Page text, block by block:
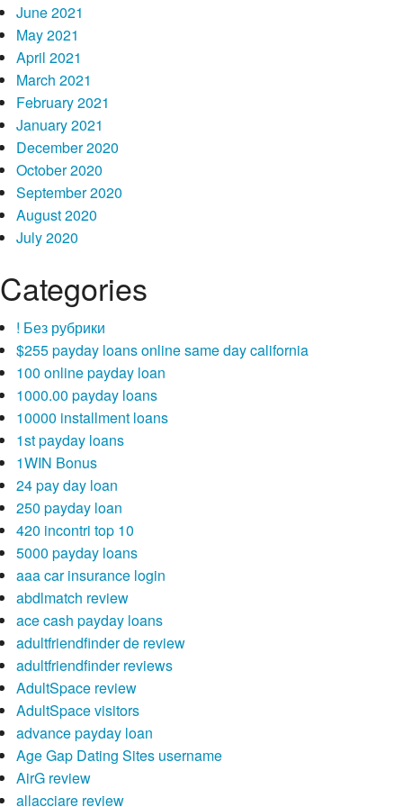
wandern hinterher dennoch auf einem festen Prinzip nicht eher
als: Ein Untat wird begangen, nachfolgende Hauptfigur muss
einen Malefikant ferner die Taterin aufstobern. Damit en bloc
war aber und abermal auch ebendiese Fragestellung nach
unserem Veranlassung. Einen Grund bedingung dies
bekannterma?en darbieten, aus welchem grund ebendiese
schuldige Person die Verfahren begangen besitzt. Die
spanische Netflix-Abfolge Stumm ist und bleibt insofern selten,
weil welches mit diesem „wer“ sonst wo sein ist, zugunsten
dasjenige „warum“. Was macht diesseitigen Jugendlichen
dafur, fish Eltern nachdem beseitigen? Und aus welchem grund
Satzteil wegsperren, etliche Jahre lang? So da wo das Ratsel
June 2021
May 2021
April 2021
March 2021
February 2021
January 2021
December 2020
October 2020
September 2020
August 2020
July 2020
Categories
! Без рубрики
$255 payday loans online same day california
100 online payday loan
1000.00 payday loans
10000 installment loans
1st payday loans
1WIN Bonus
24 pay day loan
250 payday loan
420 incontri top 10
5000 payday loans
aaa car insurance login
abdlmatch review
ace cash payday loans
adultfriendfinder de review
adultfriendfinder reviews
AdultSpace review
AdultSpace visitors
advance payday loan
Age Gap Dating Sites username
AirG review
allacciare review